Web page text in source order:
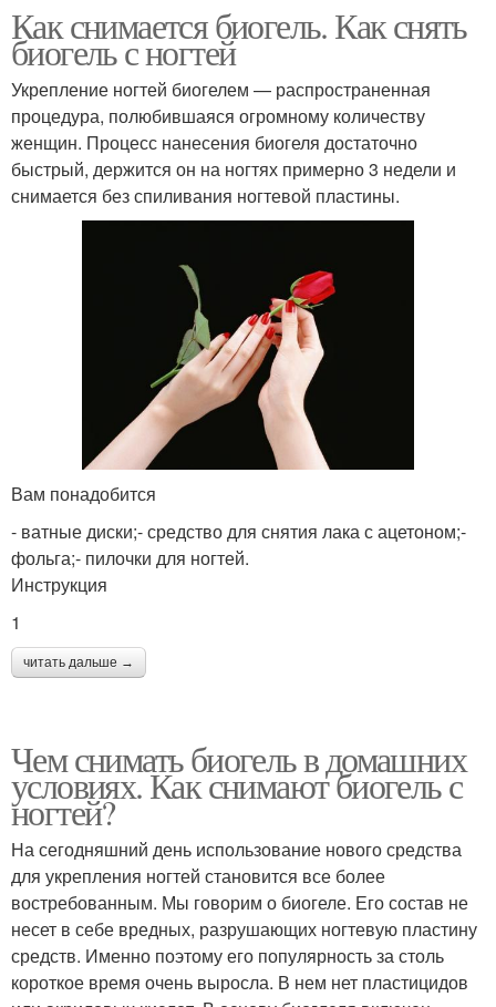
Как снимается биогель. Как снять
биогель с ногтей
Укрепление ногтей биогелем — распространенная
процедура, полюбившаяся огромному количеству
женщин. Процесс нанесения биогеля достаточно
быстрый, держится он на ногтях примерно 3 недели и
снимается без спиливания ногтевой пластины.
Вам понадобится
- ватные диски;- средство для снятия лака с ацетоном;-
фольга;- пилочки для ногтей.
Инструкция
1
читать дальше →
Чем снимать биогель в домашних
условиях. Как снимают биогель с
ногтей?
На сегодняшний день использование нового средства
для укрепления ногтей становится все более
востребованным. Мы говорим о биогеле. Его состав не
несет в себе вредных, разрушающих ногтевую пластину
средств. Именно поэтому его популярность за столь
короткое время очень выросла. В нем нет пластицидов